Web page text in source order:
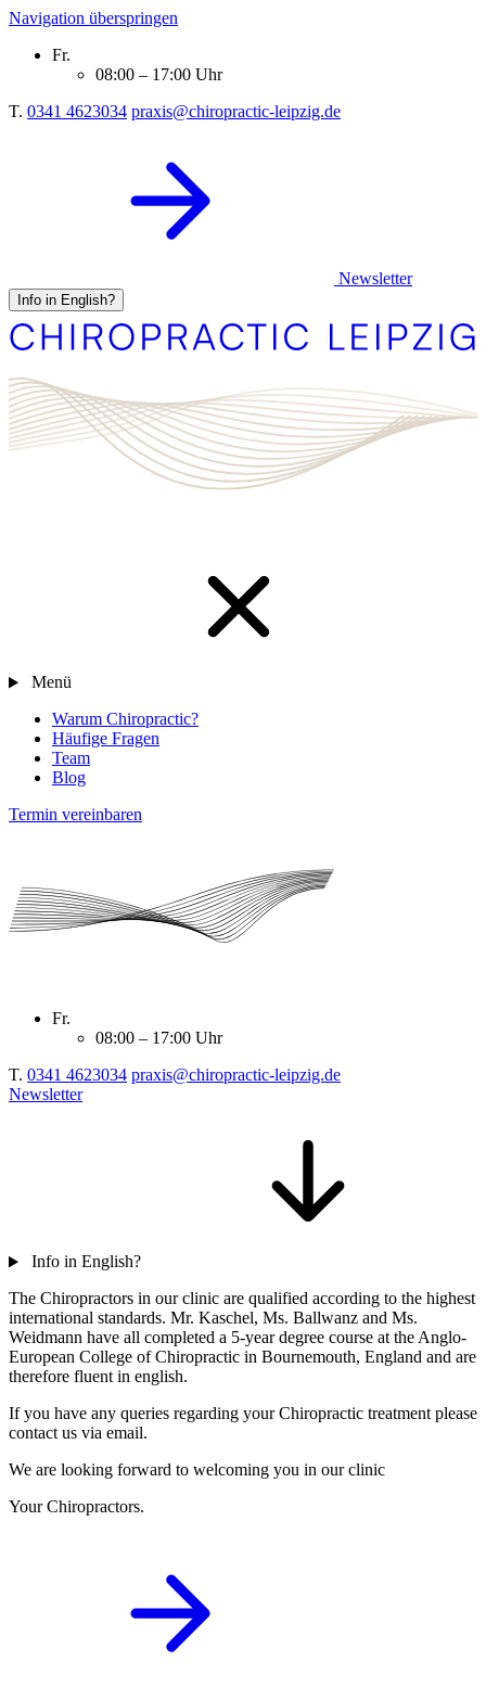
Navigation überspringen
Fr.
08:00 – 17:00 Uhr
T. 0341 4623034 praxis@chiropractic-leipzig.de
Newsletter
Info in English?
Menü
Warum Chiropractic?
Häufige Fragen
Team
Blog
Termin vereinbaren
Fr.
08:00 – 17:00 Uhr
T. 0341 4623034 praxis@chiropractic-leipzig.de
Newsletter
Info in English?
The Chiropractors in our clinic are qualified according to the highest
international standards. Mr. Kaschel, Ms. Ballwanz and Ms.
Weidmann have all completed a 5-year degree course at the Anglo-
European College of Chiropractic in Bournemouth, England and are
therefore fluent in english.
If you have any queries regarding your Chiropractic treatment please
contact us via email.
We are looking forward to welcoming you in our clinic
Your Chiropractors.